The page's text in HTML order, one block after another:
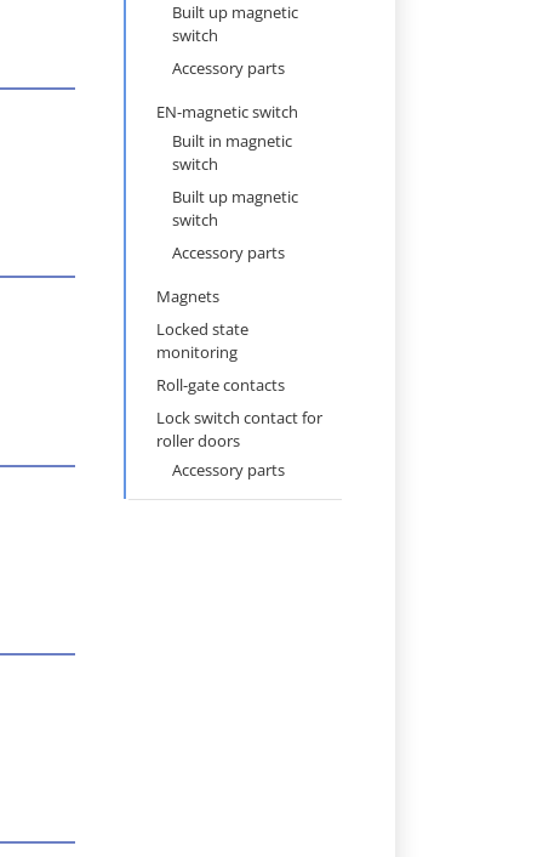
Built up magnetic
switch
Accessory parts
EN-magnetic switch
Built in magnetic
switch
Built up magnetic
switch
Accessory parts
Magnets
Locked state
monitoring
Roll-gate contacts
Lock switch contact for
roller doors
Accessory parts